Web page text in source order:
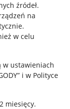
źródeł.
na
.
w celu
w ustawieniach
i w Polityce
miesięcy.